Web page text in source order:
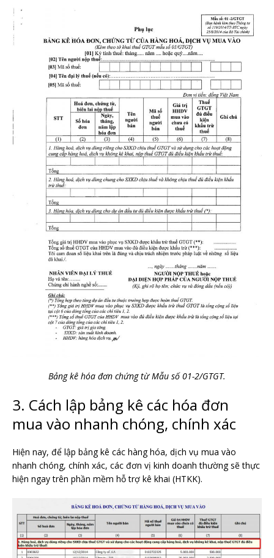
Bảng kê hóa đơn chứng từ Mẫu số 01-2/GTGT.
3. Cách lập bảng kê các hóa đơn
mua vào nhanh chóng, chính xác
Hiện nay, để lập bảng kê các hàng hóa, dịch vụ mua vào
nhanh chóng, chính xác, các đơn vị kinh doanh thường sẽ thực
hiện ngay trên phần mềm hỗ trợ kê khai (HTKK).